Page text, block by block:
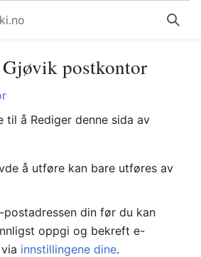
Søk
postkontor
til å Rediger denne sida av
å utføre kan bare utføres av
din før du kan
oppgi og bekreft e-
innstillingene dine.